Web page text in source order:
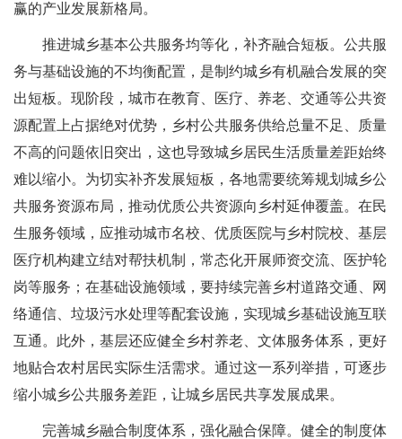
赢的产业发展新格局。
推进城乡基本公共服务均等化，补齐融合短板。公共服
务与基础设施的不均衡配置，是制约城乡有机融合发展的突
出短板。现阶段，城市在教育、医疗、养老、交通等公共资
源配置上占据绝对优势，乡村公共服务供给总量不足、质量
不高的问题依旧突出，这也导致城乡居民生活质量差距始终
难以缩小。为切实补齐发展短板，各地需要统筹规划城乡公
共服务资源布局，推动优质公共资源向乡村延伸覆盖。在民
生服务领域，应推动城市名校、优质医院与乡村院校、基层
医疗机构建立结对帮扶机制，常态化开展师资交流、医护轮
岗等服务；在基础设施领域，要持续完善乡村道路交通、网
络通信、垃圾污水处理等配套设施，实现城乡基础设施互联
互通。此外，基层还应健全乡村养老、文体服务体系，更好
地贴合农村居民实际生活需求。通过这一系列举措，可逐步
缩小城乡公共服务差距，让城乡居民共享发展成果。
完善城乡融合制度体系，强化融合保障。健全的制度体